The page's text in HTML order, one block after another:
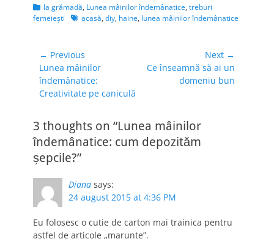
Categories
la grămadă, Lunea mâinilor îndemânatice, treburi
femeieşti
Tagsacasă, diy, haine, lunea mâinilor îndemânatice
Navigare
în
articole
← Previous
Previous
post:
Lunea mâinilor
îndemânatice:
Creativitate pe caniculă
Next →
Next
Ce înseamnă să ai un
domeniu bun
3 thoughts on “Lunea mâinilor
îndemânatice: cum depozităm
șepcile?”
Diana says:
24 august 2015 at 4:36 PM
Eu folosesc o cutie de carton mai trainica pentru
astfel de articole „marunte”.